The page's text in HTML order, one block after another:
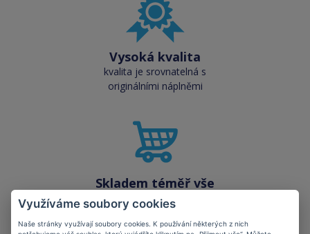
Vysoká kvalita
kvalita je srovnatelná s
originálními náplněmi
Skladem téměř vše
přes 50 000 skladových
zásob pro okamžitý odběr
Využíváme soubory cookies
Naše stránky využívají soubory cookies. K používání některých z nich